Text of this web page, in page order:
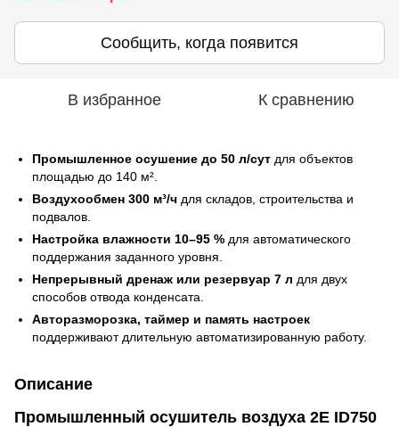
Сообщить, когда появится
В избранное К сравнению
Промышленное осушение до 50 л/сут для объектов
площадью до 140 м².
Воздухообмен 300 м³/ч для складов, строительства и
подвалов.
Настройка влажности 10–95 % для автоматического
поддержания заданного уровня.
Непрерывный дренаж или резервуар 7 л для двух
способов отвода конденсата.
Авторазморозка, таймер и память настроек
поддерживают длительную автоматизированную работу.
Описание
Промышленный осушитель воздуха 2E ID750